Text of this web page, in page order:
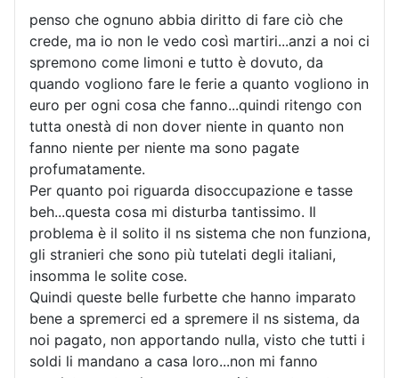
penso che ognuno abbia diritto di fare ciò che
crede, ma io non le vedo così martiri...anzi a noi ci
spremono come limoni e tutto è dovuto, da
quando vogliono fare le ferie a quanto vogliono in
euro per ogni cosa che fanno...quindi ritengo con
tutta onestà di non dover niente in quanto non
fanno niente per niente ma sono pagate
profumatamente.
Per quanto poi riguarda disoccupazione e tasse
beh...questa cosa mi disturba tantissimo. Il
problema è il solito il ns sistema che non funziona,
gli stranieri che sono più tutelati degli italiani,
insomma le solite cose.
Quindi queste belle furbette che hanno imparato
bene a spremerci ed a spremere il ns sistema, da
noi pagato, non apportando nulla, visto che tutti i
soldi li mandano a casa loro...non mi fanno